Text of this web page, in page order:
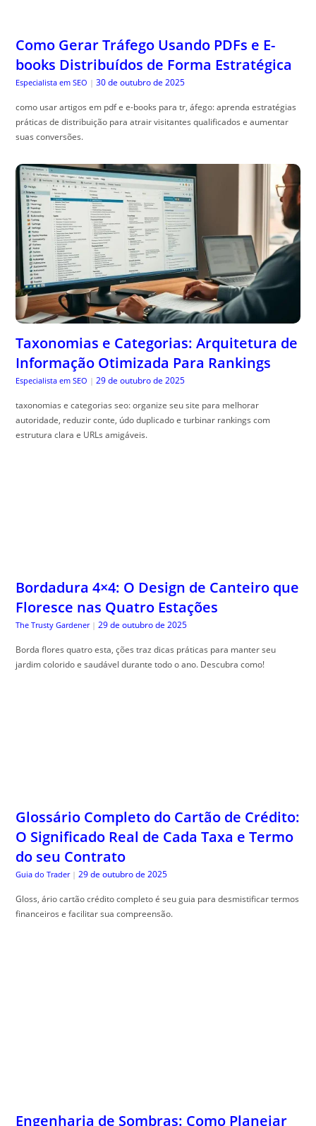
Como Gerar Tráfego Usando PDFs e E-
books Distribuídos de Forma Estratégica
Especialista em SEO | 30 de outubro de 2025
como usar artigos em pdf e e-books para tr, áfego: aprenda estratégias
práticas de distribuição para atrair visitantes qualificados e aumentar
suas conversões.
Taxonomias e Categorias: Arquitetura de
Informação Otimizada Para Rankings
Especialista em SEO | 29 de outubro de 2025
taxonomias e categorias seo: organize seu site para melhorar
autoridade, reduzir conte, údo duplicado e turbinar rankings com
estrutura clara e URLs amigáveis.
Bordadura 4×4: O Design de Canteiro que
Floresce nas Quatro Estações
The Trusty Gardener | 29 de outubro de 2025
Borda flores quatro esta, ções traz dicas práticas para manter seu
jardim colorido e saudável durante todo o ano. Descubra como!
Glossário Completo do Cartão de Crédito:
O Significado Real de Cada Taxa e Termo
do seu Contrato
Guia do Trader | 29 de outubro de 2025
Gloss, ário cartão crédito completo é seu guia para desmistificar termos
financeiros e facilitar sua compreensão.
Engenharia de Sombras: Como Planejar